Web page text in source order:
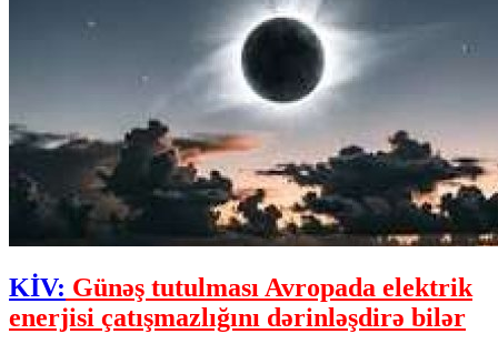
KİV: Günəş tutulması Avropada elektrik
enerjisi çatışmazlığını dərinləşdirə bilər